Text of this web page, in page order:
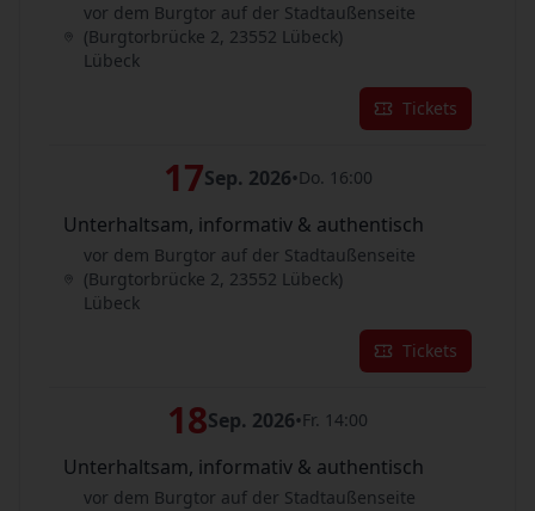
vor dem Burgtor auf der Stadtaußenseite
(Burgtorbrücke 2, 23552 Lübeck)
Lübeck
Tickets
17Sep. 2026•Do. 16:00
Unterhaltsam, informativ & authentisch
vor dem Burgtor auf der Stadtaußenseite
(Burgtorbrücke 2, 23552 Lübeck)
Lübeck
Tickets
18Sep. 2026•Fr. 14:00
Unterhaltsam, informativ & authentisch
vor dem Burgtor auf der Stadtaußenseite